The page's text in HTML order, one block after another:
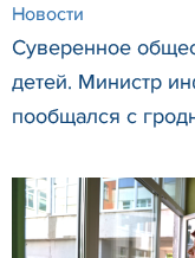
Новости
Суверенное
детей. Министр
пообщался с